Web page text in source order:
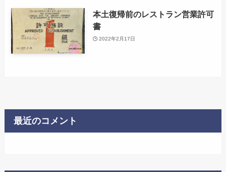
本土復帰前のレストラン営業許可
書
2022年2月17日
最近のコメント